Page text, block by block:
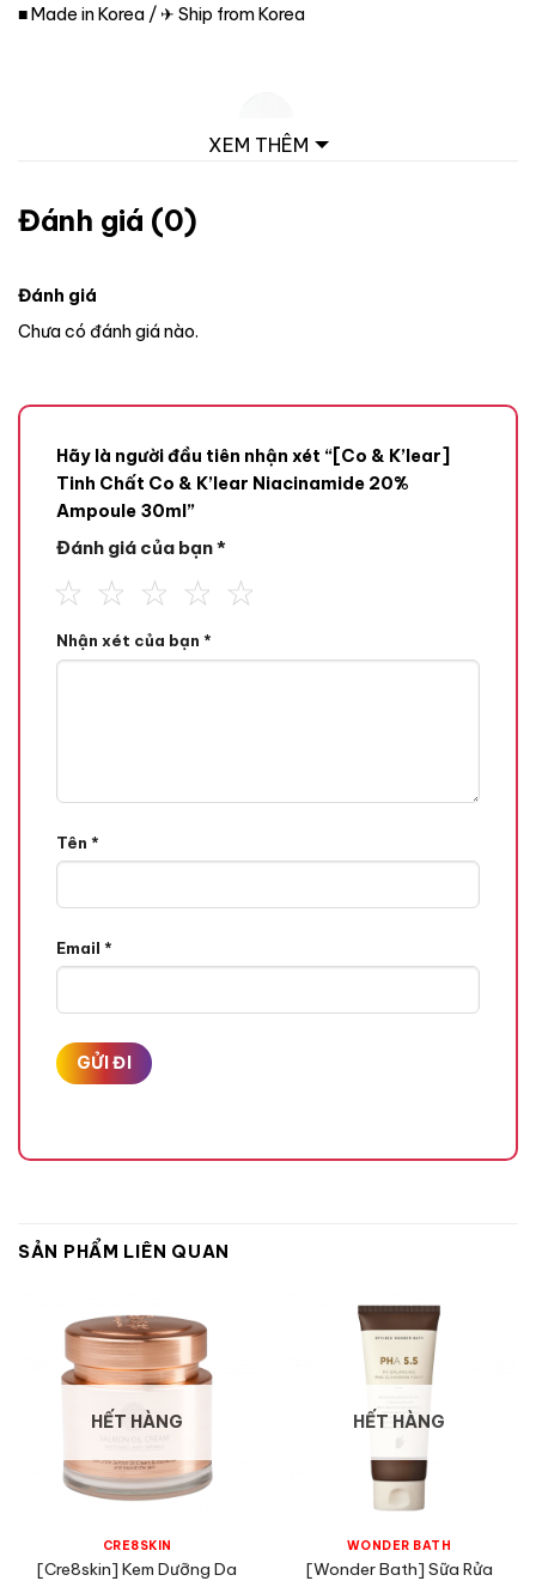
■ Made in Korea / ✈ Ship from Korea
XEM THÊM
Đánh giá (0)
Đánh giá
Chưa có đánh giá nào.
Hãy là người đầu tiên nhận xét “[Co & K’lear]
Tinh Chất Co & K’lear Niacinamide 20%
Ampoule 30ml”
Đánh giá của bạn*
Nhận xét của bạn *
Tên *
Email *
SẢN PHẨM LIÊN QUAN
HẾT HÀNG
CRE8SKIN
[Cre8skin] Kem Dưỡng Da
HẾT HÀNG
WONDER BATH
[Wonder Bath] Sữa Rửa